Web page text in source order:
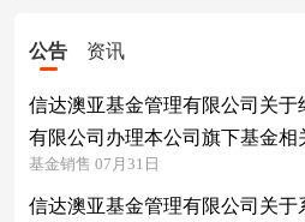
公告 资讯
信达澳亚基金管理有限公司关
有限公司办理本公司旗下基金相
基金销售 07月31日
信达澳亚基金管理有限公司关